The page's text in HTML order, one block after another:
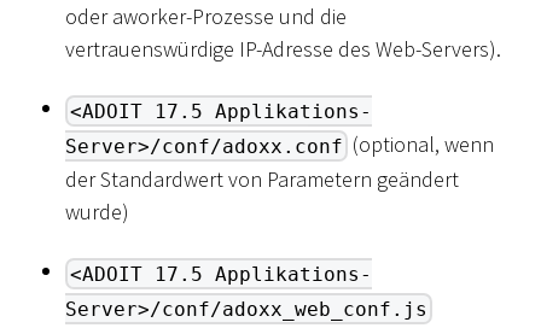
oder aworker-Prozesse und die
vertrauenswürdige IP-Adresse des Web-Servers).
<ADOIT 17.5 Applikations-
Server>/conf/adoxx.conf (optional, wenn
der Standardwert von Parametern geändert
wurde)
<ADOIT 17.5 Applikations-
Server>/conf/adoxx_web_conf.js